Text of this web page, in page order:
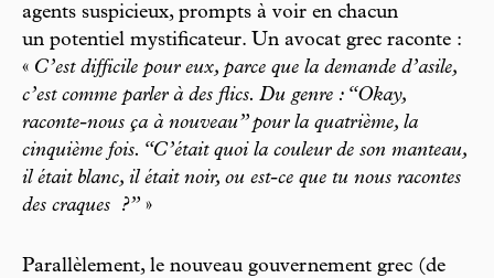
agents suspicieux, prompts à voir en chacun
un potentiel mystificateur. Un avocat grec raconte :
« C’est difficile pour eux, parce que la demande d’asile,
c’est comme parler à des flics. Du genre : “Okay,
raconte-nous ça à nouveau” pour la quatrième, la
cinquième fois. “C’était quoi la couleur de son manteau,
il était blanc, il était noir, ou est-ce que tu nous racontes
des craques
?” »
Parallèlement, le nouveau gouvernement grec (de